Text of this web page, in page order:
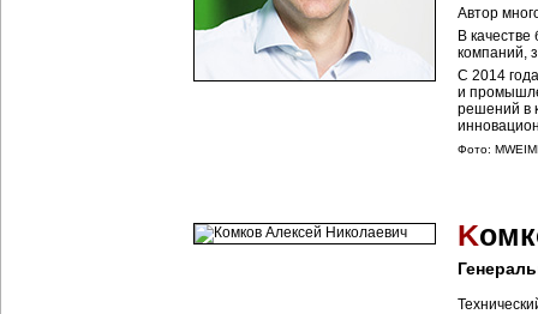
Автор
В
компаний,
С 2014
и
решений в
Фото:
K